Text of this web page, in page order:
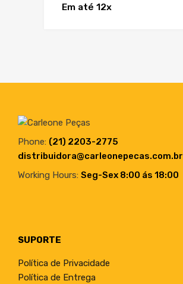
Em até 12x
Phone: (21) 2203-2775
distribuidora@carleonepecas.com.br
Working Hours: Seg-Sex 8:00 ás 18:00
SUPORTE
Política de Privacidade
Política de Entrega